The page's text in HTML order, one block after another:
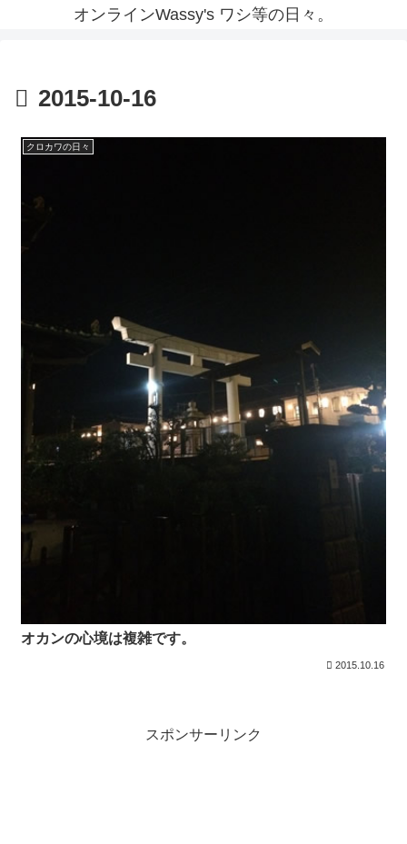
オンラインWassy's ワシ等の日々。
2015-10-16
クロカワの日々
オカンの心境は複雑です。
2015.10.16
スポンサーリンク